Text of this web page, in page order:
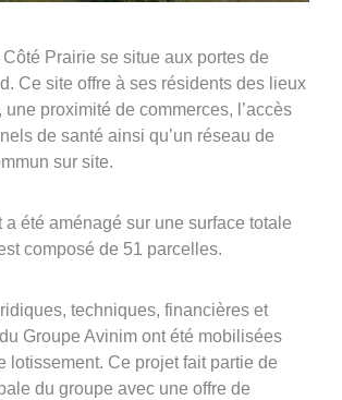
8h00 – 17h00 )
Prairie se situe aux portes de
Ce site offre à ses résidents des lieux
proximité de commerces, l’accès
de santé ainsi qu’un réseau de
sur site.
a été aménagé sur une surface totale
composé de 51 parcelles.
techniques, financières et
Groupe Avinim ont été mobilisées
lotissement. Ce projet fait partie de
du groupe avec une offre de